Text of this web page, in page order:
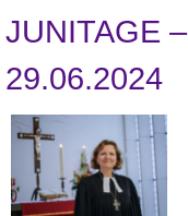
JUNITAGE –
29.06.2024